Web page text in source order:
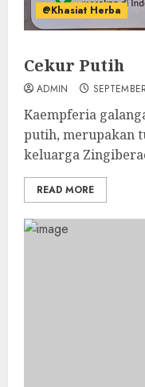
@Khasiat Herba
Cekur Putih
ADMIN
Kaempferia
putih, merupakan
keluarga
READ MORE